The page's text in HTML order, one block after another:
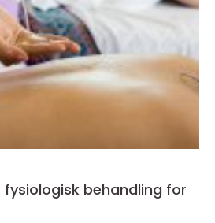
fysiologisk behandling for